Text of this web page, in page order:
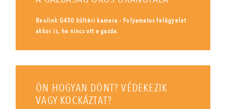
Reolink G450 kültéri kamera - Folyamatos felügyelet
akkor is, ha nincs ott a gazda.
ÖN HOGYAN DÖNT? VÉDEKEZIK
VAGY KOCKÁZTAT?